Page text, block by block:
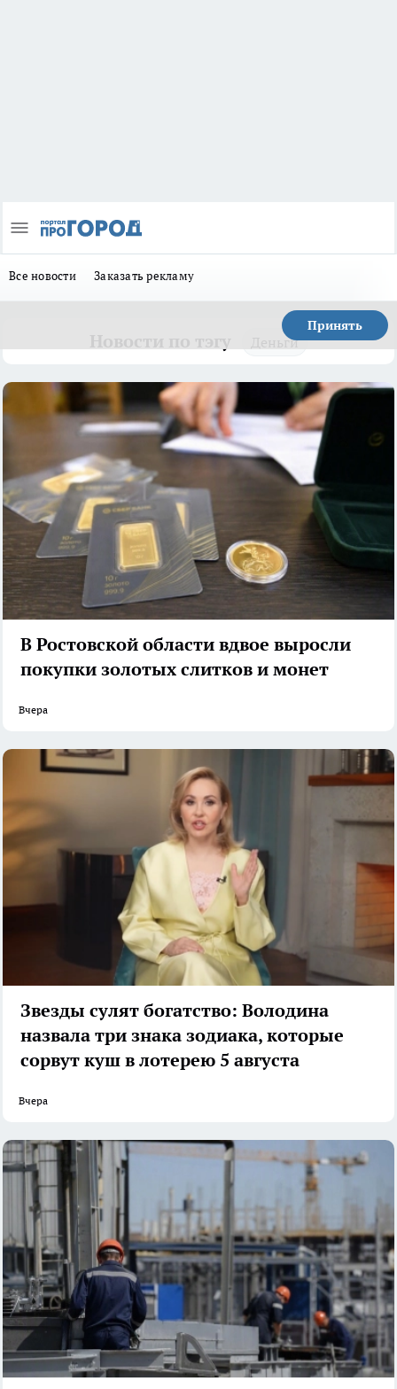
Все новости Заказать рекламу
Принять
Деньги
В Ростовской области вдвое выросли
покупки золотых слитков и монет
Вчера
Звезды сулят богатство: Володина
назвала три знака зодиака, которые
сорвут куш в лотерею 5 августа
Вчера